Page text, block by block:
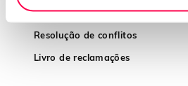
Termos e condições
Resolução de conflitos
Livro de reclamações